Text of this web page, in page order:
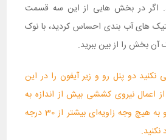
اگر در بخش هایی از این سه قسمت
های آب بندی احساس کردید، با نوک
آن بخش را از بین ببرید.
دو پنل رو و زیر آیفون را در این
از اعمال نیروی کششی بیش از اندازه به
پنل رو خودداری کنید و به هیچ وجه زاویه‌ای بیشتر از 30 درجه
نکنید.